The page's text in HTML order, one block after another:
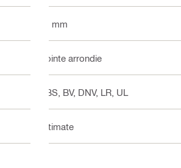
31 mm
Pointe arrondie
ABS, BV, DNV, LR, UL
Ultimate